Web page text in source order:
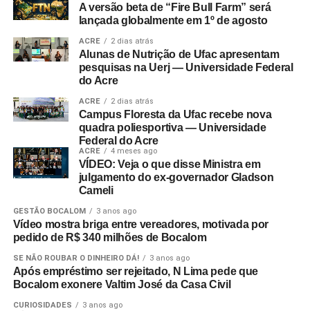
A versão beta de “Fire Bull Farm” será
lançada globalmente em 1º de agosto
ACRE 2 dias atrás
Alunas de Nutrição de Ufac apresentam
pesquisas na Uerj — Universidade Federal
do Acre
ACRE 2 dias atrás
Campus Floresta da Ufac recebe nova
quadra poliesportiva — Universidade
Federal do Acre
ACRE 4 meses ago
VÍDEO: Veja o que disse Ministra em
julgamento do ex-governador Gladson
Cameli
GESTÃO BOCALOM 3 anos ago
Vídeo mostra briga entre vereadores, motivada por
pedido de R$ 340 milhões de Bocalom
SE NÃO ROUBAR O DINHEIRO DÁ! 3 anos ago
Após empréstimo ser rejeitado, N Lima pede que
Bocalom exonere Valtim José da Casa Civil
CURIOSIDADES 3 anos ago